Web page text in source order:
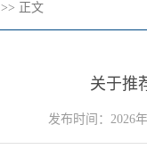
>> 正文
关于推
发布时间：2026